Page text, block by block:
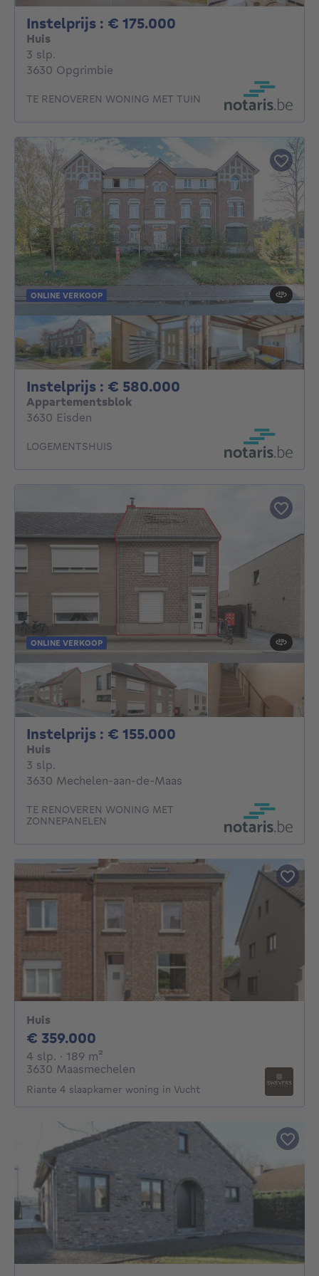
Instelprijs : € 175.000
Huis
3 slp.
3630 Opgrimbie
TE RENOVEREN WONING MET TUIN
ONLINE VERKOOP
Instelprijs : € 580.000
Appartementsblok
3630 Eisden
LOGEMENTSHUIS
ONLINE VERKOOP
Instelprijs : € 155.000
Huis
3 slp.
3630 Mechelen-aan-de-Maas
TE RENOVEREN WONING MET
ZONNEPANELEN
Huis
€ 359.000
4 slp. 4 slaapkamers
· 189 m²
3630 Maasmechelen
Riante 4 slaapkamer woning in Vucht